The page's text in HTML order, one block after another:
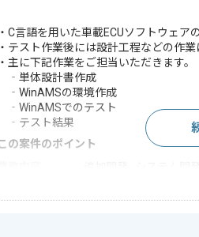
・C言語を用いた車載ECUソフトウェ
・テスト作業後には設計工程などの作
・主に下記作業をご担当いただきます。
‐単体設計書作成
‐WinAMSの環境作成
‐WinAMSでのテスト
‐テスト結果
の案件のポイント